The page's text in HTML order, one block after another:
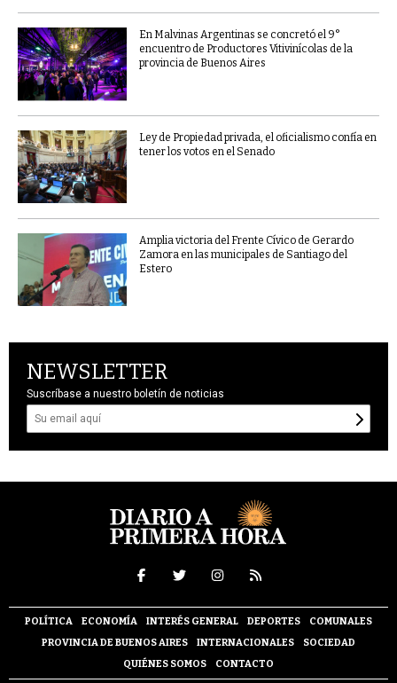
En Malvinas Argentinas se concretó el 9°
encuentro de Productores Vitivinícolas de la
provincia de Buenos Aires
Ley de Propiedad privada, el oficialismo confía en
tener los votos en el Senado
Amplia victoria del Frente Cívico de Gerardo
Zamora en las municipales de Santiago del
Estero
NEWSLETTER
Suscríbase a nuestro boletín de noticias
POLÍTICA ECONOMÍA INTERÉS GENERAL DEPORTES
COMUNALES
PROVINCIA DE BUENOS AIRES
INTERNACIONALES
SOCIEDAD
QUIÉNES SOMOS
CONTACTO